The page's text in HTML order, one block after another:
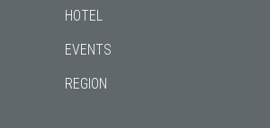
HOTEL
EVENTS
REGION